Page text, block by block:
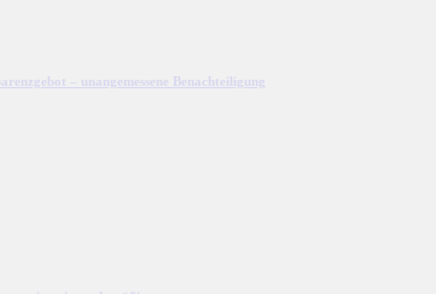
– unangemessene Benachteiligung